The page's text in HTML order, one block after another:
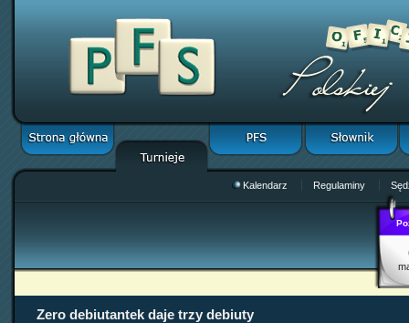
Kalendarz Regulaminy
Zero debiutantek daje trzy debiuty